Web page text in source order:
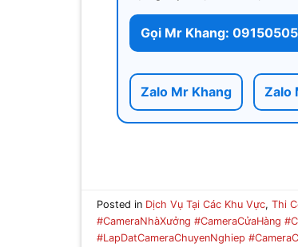
Gọi Mr Khang:
Zalo Mr Khang Zalo
Posted in Dịch Vụ Tại Các Khu Vực,Thi
#CameraNhàXưởng #CameraCửaHàng
#LapDatCameraChuyenNghiep